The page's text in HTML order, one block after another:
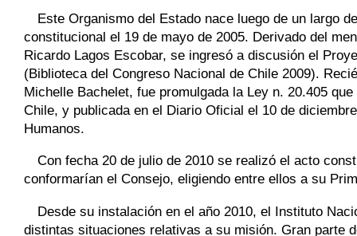
Este Organismo del Estado nace luego de un largo
constitucional el 19 de mayo de 2005. Derivado del
Ricardo Lagos Escobar, se ingresó a discusión el
(Biblioteca del Congreso Nacional de Chile 2009).
Michelle Bachelet, fue promulgada la Ley n. 20.405
Chile, y publicada en el Diario Oficial el 10 de
Humanos.
Con fecha 20 de julio de 2010 se realizó el acto
conformarían el Consejo, eligiendo entre ellos a su
Desde su instalación en el año 2010, el Instituto
distintas situaciones relativas a su misión. Gran parte